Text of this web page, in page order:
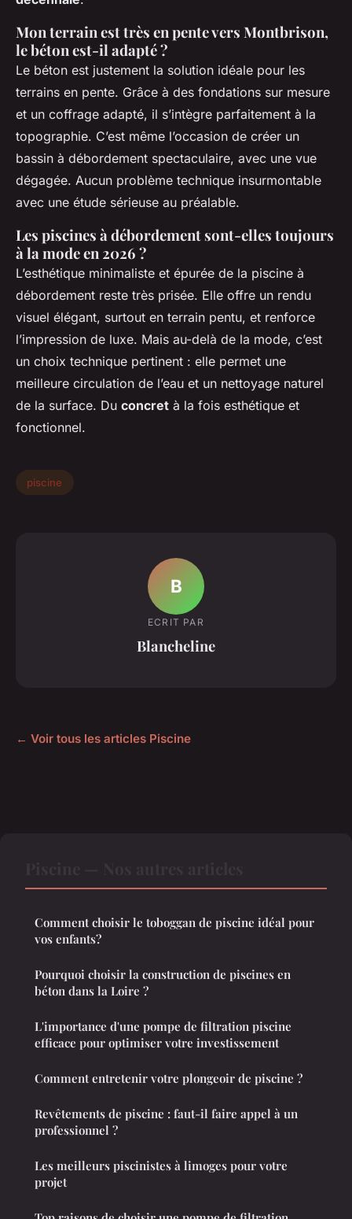
Mon terrain est très en pente vers Montbrison,
le béton est-il adapté ?
Le béton est justement la solution idéale pour les
terrains en pente. Grâce à des fondations sur mesure
et un coffrage adapté, il s’intègre parfaitement à la
topographie. C’est même l’occasion de créer un
bassin à débordement spectaculaire, avec une vue
dégagée. Aucun problème technique insurmontable
avec une étude sérieuse au préalable.
Les piscines à débordement sont-elles toujours
à la mode en 2026 ?
L’esthétique minimaliste et épurée de la piscine à
débordement reste très prisée. Elle offre un rendu
visuel élégant, surtout en terrain pentu, et renforce
l’impression de luxe. Mais au-delà de la mode, c’est
un choix technique pertinent : elle permet une
meilleure circulation de l’eau et un nettoyage naturel
de la surface. Du concret à la fois esthétique et
fonctionnel.
piscine
B
ECRIT PAR
Blancheline
← Voir tous les articles Piscine
Comment choisir le toboggan de piscine idéal pour
vos enfants?
Pourquoi choisir la construction de piscines en
béton dans la Loire ?
L'importance d'une pompe de filtration piscine
efficace pour optimiser votre investissement
Comment entretenir votre plongeoir de piscine ?
Revêtements de piscine : faut-il faire appel à un
professionnel ?
Les meilleurs piscinistes à limoges pour votre
projet